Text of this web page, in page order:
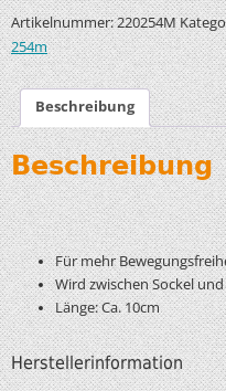
Artikelnummer:220254M
254m
Beschreibung
Beschreibung
Für mehr
Wird zwischen Sockel
Länge: Ca. 10cm
Herstellerinformation